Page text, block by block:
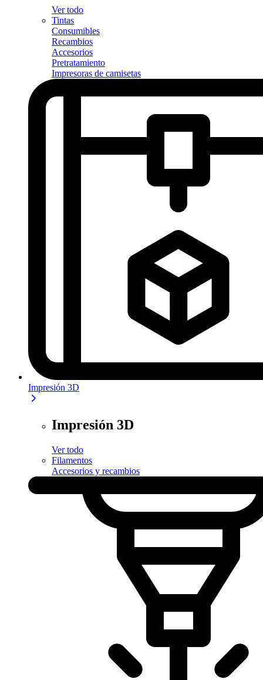
Ver todo
Tintas
Consumibles
Recambios
Accesorios
Pretratamiento
Impresoras de camisetas
Impresión 3D
Impresión 3D
Ver todo
Filamentos
Accesorios y recambios